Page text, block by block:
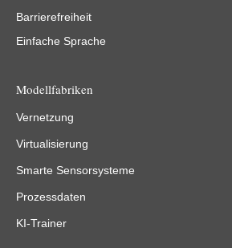
Barrierefreiheit
Einfache Sprache
Modellfabriken
Vernetzung
Virtualisierung
Smarte Sensorsysteme
Prozessdaten
KI-Trainer